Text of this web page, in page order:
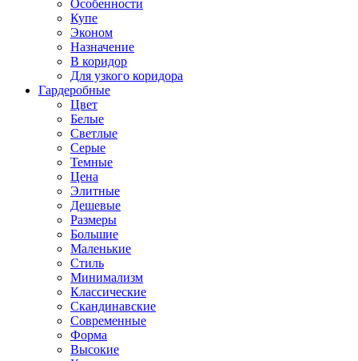
Особенности
Купе
Эконом
Назначение
В коридор
Для узкого коридора
Гардеробные
Цвет
Белые
Светлые
Серые
Темные
Цена
Элитные
Дешевые
Размеры
Большие
Маленькие
Стиль
Минимализм
Классические
Скандинавские
Современные
Форма
Высокие